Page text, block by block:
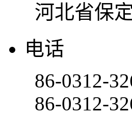
河北省保
电话
86-0312-
86-0312-